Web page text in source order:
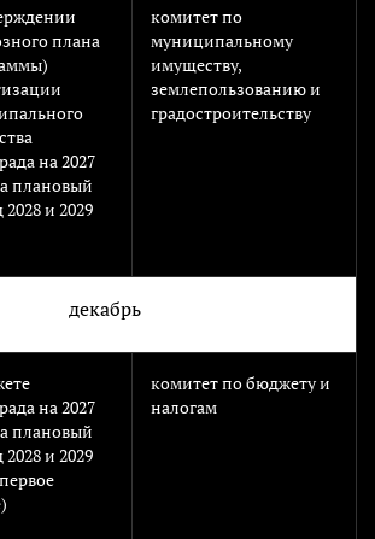
плана
на 2027
плановый
и 2029
комитет по
муниципальному
имуществу,
землепользованию и
градостроительству
декабрь
на 2027
плановый
и 2029
комитет по бюджету и
налогам